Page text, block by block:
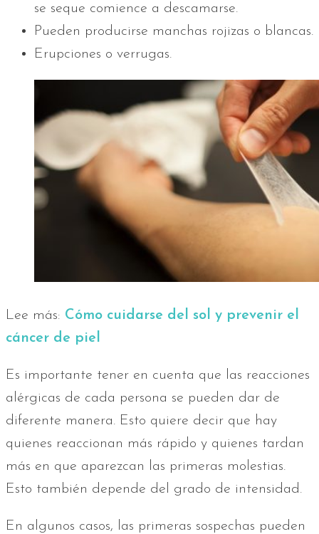
se seque comience a descamarse.
Pueden producirse manchas rojizas o blancas.
Erupciones o verrugas.
Lee más: Cómo cuidarse del sol y prevenir el
cáncer de piel
Es importante tener en cuenta que las reacciones
alérgicas de cada persona se pueden dar de
diferente manera. Esto quiere decir que hay
quienes reaccionan más rápido y quienes tardan
más en que aparezcan las primeras molestias.
Esto también depende del grado de intensidad.
En algunos casos, las primeras sospechas pueden